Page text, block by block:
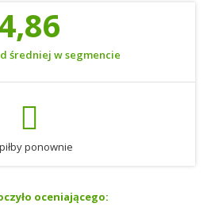
średniej w segmencie
ponownie
oceniającego: